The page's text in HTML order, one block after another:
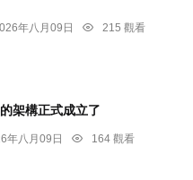
年八月09日
215 觀看
架構正式成立了
年八月09日
164 觀看